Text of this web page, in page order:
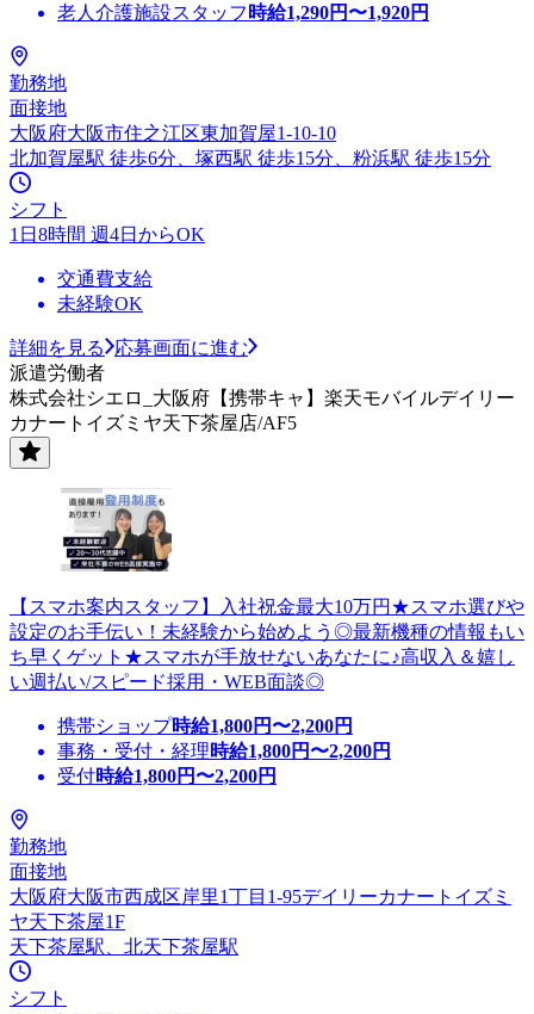
老人介護施設スタッフ 時給1,290円〜1,920円
勤務地
面接地
大阪府大阪市住之江区東加賀屋1-10-10
北加賀屋駅 徒歩6分、塚西駅 徒歩15分、粉浜駅 徒歩15分
シフト
1日8時間 週4日からOK
交通費支給
未経験OK
詳細を見る
応募画面に進む
派遣労働者
株式会社シエロ_大阪府【携帯キャ】楽天モバイルデイリー
カナートイズミヤ天下茶屋店/AF5
【スマホ案内スタッフ】入社祝金最大10万円★スマホ選びや
設定のお手伝い！未経験から始めよう◎最新機種の情報もい
ち早くゲット★スマホが手放せないあなたに♪高収入＆嬉し
い週払い/スピード採用・WEB面談◎
携帯ショップ時給1,800円〜2,200円
事務・受付・経理時給1,800円〜2,200円
受付時給1,800円〜2,200円
勤務地
面接地
大阪府大阪市西成区岸里1丁目1-95デイリーカナートイズミ
ヤ天下茶屋1F
天下茶屋駅、北天下茶屋駅
シフト